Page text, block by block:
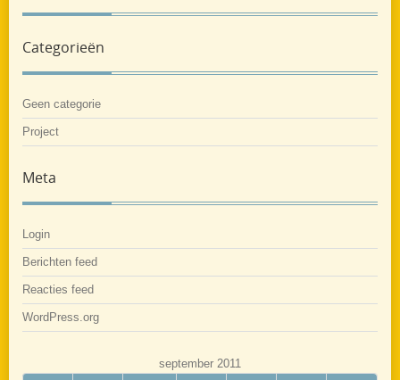
Categorieën
Geen categorie
Project
Meta
Login
Berichten feed
Reacties feed
WordPress.org
september 2011